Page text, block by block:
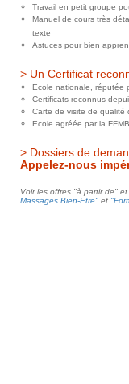
Travail en petit groupe
Manuel de cours très
texte
Astuces pour bien
> Un Certificat
Ecole nationale, réputée
Certificats reconnus
Carte de visite de qualité
Ecole agréée par la
> Dossiers de
Appelez-nous
Voir les offres "à partir de"
Massages Bien-Etre" et